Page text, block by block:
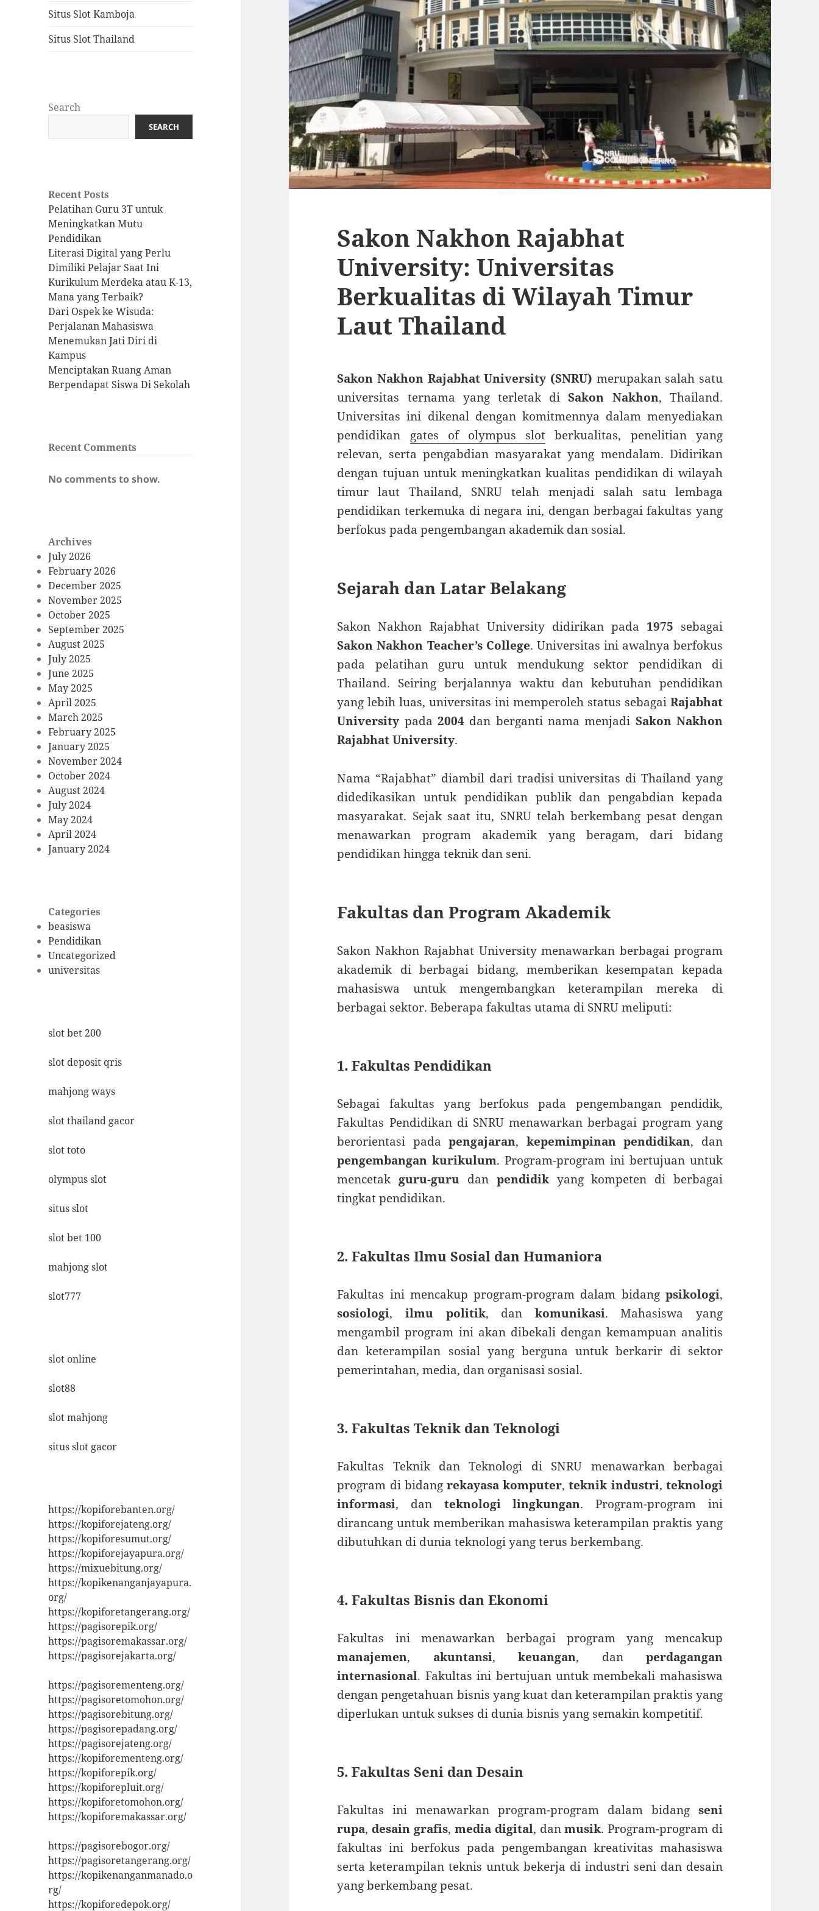
Situs Slot Kamboja
Situs Slot Thailand
Search
SEARCH
Recent Posts
Pelatihan Guru 3T untuk
Meningkatkan Mutu
Pendidikan
Literasi Digital yang Perlu
Dimiliki Pelajar Saat Ini
Kurikulum Merdeka atau K-13,
Mana yang Terbaik?
Dari Ospek ke Wisuda:
Perjalanan Mahasiswa
Menemukan Jati Diri di
Kampus
Menciptakan Ruang Aman
Berpendapat Siswa Di Sekolah
Recent Comments
No comments to show.
Archives
July 2026
February 2026
December 2025
November 2025
October 2025
September 2025
August 2025
July 2025
June 2025
May 2025
April 2025
March 2025
February 2025
January 2025
November 2024
October 2024
August 2024
July 2024
May 2024
April 2024
January 2024
Categories
beasiswa
Pendidikan
Uncategorized
universitas
slot bet 200
slot deposit qris
mahjong ways
slot thailand gacor
slot toto
olympus slot
situs slot
slot bet 100
mahjong slot
slot777
slot online
slot88
slot mahjong
situs slot gacor
https://kopiforebanten.org/
https://kopiforejateng.org/
https://kopiforesumut.org/
https://kopiforejayapura.org/
https://mixuebitung.org/
https://kopikenanganjayapura.
org/
https://kopiforetangerang.org/
https://pagisorepik.org/
https://pagisoremakassar.org/
https://pagisorejakarta.org/
https://pagisorementeng.org/
https://pagisoretomohon.org/
https://pagisorebitung.org/
https://pagisorepadang.org/
https://pagisorejateng.org/
https://kopiforementeng.org/
https://kopiforepik.org/
https://kopiforepluit.org/
https://kopiforetomohon.org/
https://kopiforemakassar.org/
https://pagisorebogor.org/
https://pagisoretangerang.org/
https://kopikenanganmanado.o
rg/
https://kopiforedepok.org/
Sakon Nakhon Rajabhat
University: Universitas
Berkualitas di Wilayah Timur
Laut Thailand
Sakon Nakhon Rajabhat University (SNRU) merupakan salah satu
universitas ternama yang terletak diSakon Nakhon, Thailand.
Universitas ini dikenal dengan komitmennya dalam menyediakan
pendidikan gates of olympus slot berkualitas, penelitian yang
relevan, serta pengabdian masyarakat yang mendalam. Didirikan
dengan tujuan untuk meningkatkan kualitas pendidikan di wilayah
timur laut Thailand, SNRU telah menjadi salah satu lembaga
pendidikan terkemuka di negara ini, dengan berbagai fakultas yang
berfokus pada pengembangan akademik dan sosial.
Sejarah dan Latar Belakang
Sakon Nakhon Rajabhat University didirikan pada 1975 sebagai
Sakon Nakhon Teacher’s College. Universitas ini awalnya berfokus
pada pelatihan guru untuk mendukung sektor pendidikan di
Thailand. Seiring berjalannya waktu dan kebutuhan pendidikan
yang lebih luas, universitas ini memperoleh status sebagai Rajabhat
University pada2004 dan berganti nama menjadi Sakon Nakhon
Rajabhat University.
Nama “Rajabhat” diambil dari tradisi universitas di Thailand yang
didedikasikan untuk pendidikan publik dan pengabdian kepada
masyarakat. Sejak saat itu, SNRU telah berkembang pesat dengan
menawarkan program akademik yang beragam, dari bidang
pendidikan hingga teknik dan seni.
Fakultas dan Program Akademik
Sakon Nakhon Rajabhat University menawarkan berbagai program
akademik di berbagai bidang, memberikan kesempatan kepada
mahasiswa untuk mengembangkan keterampilan mereka di
berbagai sektor. Beberapa fakultas utama di SNRU meliputi:
1. Fakultas Pendidikan
Sebagai fakultas yang berfokus pada pengembangan pendidik,
Fakultas Pendidikan di SNRU menawarkan berbagai program yang
berorientasi padapengajaran, kepemimpinan pendidikan, dan
pengembangan kurikulum. Program-program ini bertujuan untuk
mencetak guru-guru dan pendidikyang kompeten di berbagai
tingkat pendidikan.
2. Fakultas Ilmu Sosial dan Humaniora
Fakultas ini mencakup program-program dalam bidang psikologi,
sosiologi, ilmu politik, dan komunikasi. Mahasiswa yang
mengambil program ini akan dibekali dengan kemampuan analitis
dan keterampilan sosial yang berguna untuk berkarir di sektor
pemerintahan, media, dan organisasi sosial.
3. Fakultas Teknik dan Teknologi
Fakultas Teknik dan Teknologi di SNRU menawarkan berbagai
program di bidangrekayasa komputer,teknik industri, teknologi
informasi, dan teknologi lingkungan. Program-program ini
dirancang untuk memberikan mahasiswa keterampilan praktis yang
dibutuhkan di dunia teknologi yang terus berkembang.
4. Fakultas Bisnis dan Ekonomi
Fakultas ini menawarkan berbagai program yang mencakup
manajemen, akuntansi,keuangan, dan perdagangan
internasional. Fakultas ini bertujuan untuk membekali mahasiswa
dengan pengetahuan bisnis yang kuat dan keterampilan praktis yang
diperlukan untuk sukses di dunia bisnis yang semakin kompetitif.
5. Fakultas Seni dan Desain
Fakultas ini menawarkan program-program dalam bidang seni
rupa, desain grafis, media digital, danmusik. Program-program di
fakultas ini berfokus pada pengembangan kreativitas mahasiswa
serta keterampilan teknis untuk bekerja di industri seni dan desain
yang berkembang pesat.